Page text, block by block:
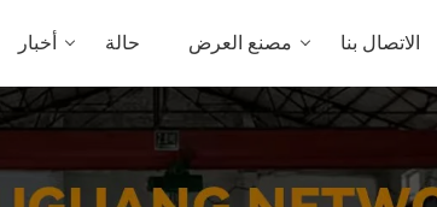
أخبار حالة مصنع العرض الاتصال بنا